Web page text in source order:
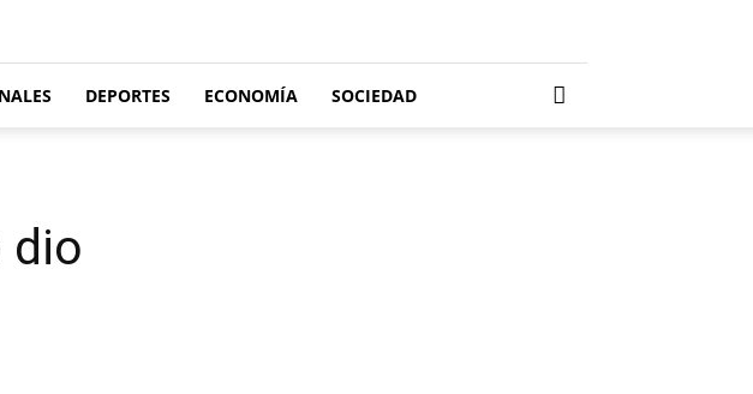
DEPORTES ECONOMÍA SOCIEDAD
dio